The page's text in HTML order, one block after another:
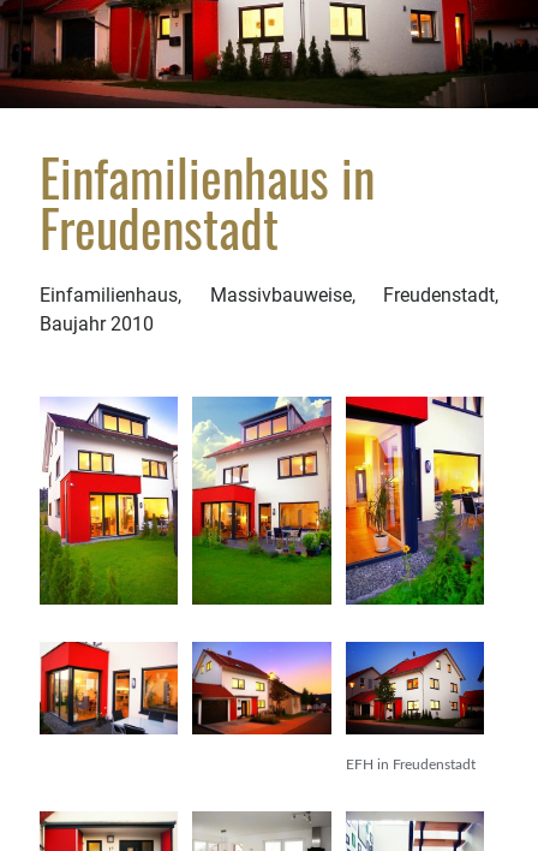
Wir sind für Sie da: In Baiersbronn, Freudenstadt,
Alpirsbach, Dorn­stetten, Horb a. N. und darüber
hinaus.
Einfamilienhaus in
Freudenstadt
Einfamilienhaus, Massivbauweise, Freudenstadt,
Baujahr 2010
EFH in Freudenstadt